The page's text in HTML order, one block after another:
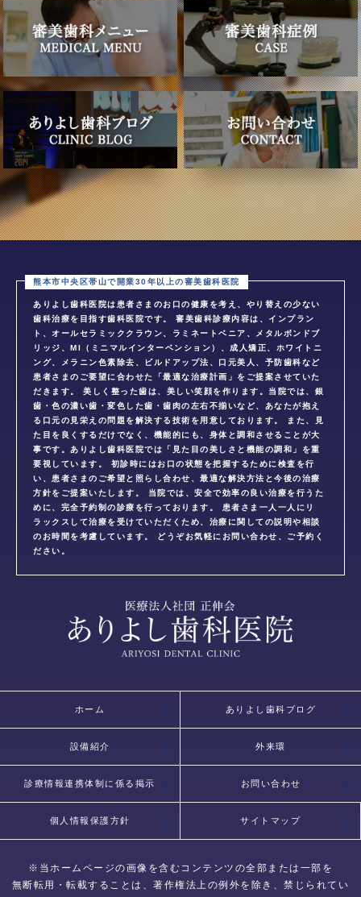
ありよし歯科医院は患者さまのお口の健康を考え、やり替えの少ない
歯科治療を目指す歯科医院です。 審美歯科診療内容は、インプラン
ト、オールセラミッククラウン、ラミネートベニア、メタルボンドブ
リッジ、MI（ミニマルインターベンション）、成人矯正、ホワイトニ
ング、メラニン色素除去、ビルドアップ法、口元美人、予防歯科など
患者さまのご要望に合わせた「最適な治療計画」をご提案させていた
だきます。 美しく整った歯は、美しい笑顔を作ります。当院では、銀
歯・色の濃い歯・変色した歯・歯肉の左右不揃いなど、あなたが抱え
る口元の見栄えの問題を解決する技術を用意しております。 また、見
た目を良くするだけでなく、機能的にも、身体と調和させることが大
事です。ありよし歯科医院では「見た目の美しさと機能の調和」を重
要視しています。 初診時にはお口の状態を把握するために検査を行
い、患者さまのご希望と照らし合わせ、最適な解決方法と今後の治療
方針をご提案いたします。 当院では、安全で効率の良い治療を行うた
めに、完全予約制の診療を行っております。 患者さま一人一人にリ
ラックスして治療を受けていただくため、治療に関しての説明や相談
のお時間を考慮しています。 どうぞお気軽にお問い合わせ、ご予約く
ださい。
ホーム ありよし歯科ブログ
設備紹介 外来環
診療情報連携体制に係る掲示 お問い合わせ
個人情報保護方針 サイトマップ
※当ホームページの画像を含むコンテンツの全部または一部を
無断転用・転載することは、著作権法上の例外を除き、禁じられてい